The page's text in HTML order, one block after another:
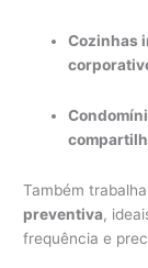
Cozinhas
Também
preventiva,
frequência e